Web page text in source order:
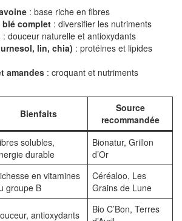
: base riche en fibres
blé complet : diversifier les nutriments
: douceur naturelle et antioxydants
lin, chia) : protéines et lipides
amandes : croquant et nutriments
Bienfaits
Source
recommandée
solubles,
durable
Bionatur, Grillon
d’Or
en vitamines
groupe B
Céréaloo, Les
Grains de Lune
antioxydants
Bio C’Bon, Terres